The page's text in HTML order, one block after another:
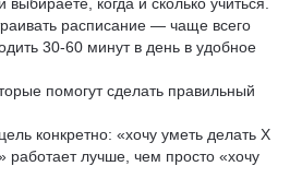
расписание — чаще всего
30-60 минут в день в удобное
помогут сделать правильный
конкретно: «хочу уметь делать X
работает лучше, чем просто «хочу